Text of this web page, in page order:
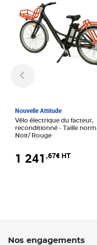
Nouvelle Attitude
Vélo électrique du facteur,
reconditionné - Taille normale -
Noir/ Rouge
1 241 ,67€ HT
Nos engagements